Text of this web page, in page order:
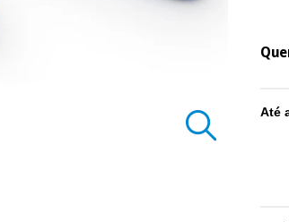
Até